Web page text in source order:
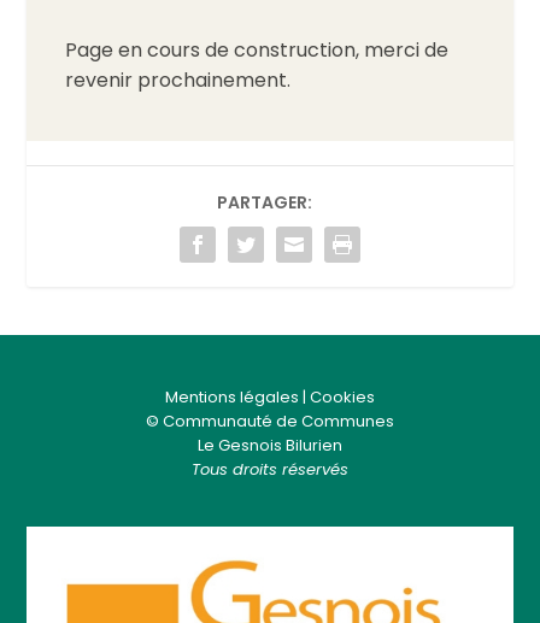
Page en cours de construction, merci de
revenir prochainement.
PARTAGER:
Mentions légales | Cookies
© Communauté de Communes
Le Gesnois Bilurien
Tous droits réservés